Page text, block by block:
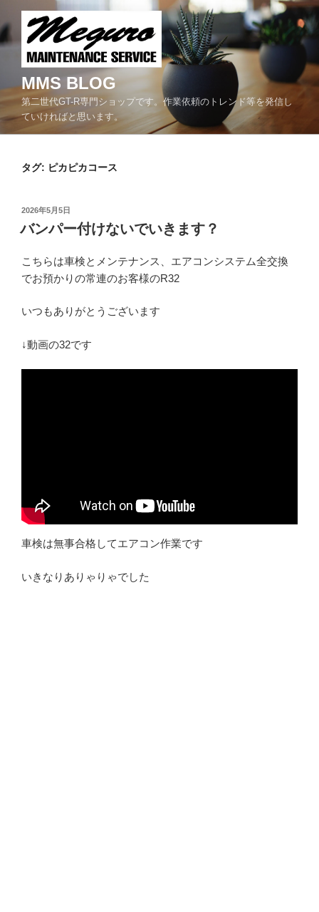
ン
テ
へ
MMS BLOG
第二世代GT-R専門ショップです。作業依頼のトレンド等を発信し
ていければと思います。
タグ: ピカピカコース
投
日:
2026年5月5日
バンパー付けないでいきます？
こちらは車検とメンテナンス、エアコンシステム全交換
でお預かりの常連のお客様のR32
いつもありがとうございます
↓動画の32です
車検は無事合格してエアコン作業です
いきなりありゃりゃでした